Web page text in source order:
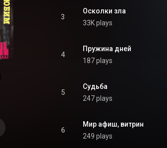
3
Осколки зла
33K plays
4
Пружина дней
187 plays
5
Судьба
247 plays
6
Мир афиш, витрин
249 plays